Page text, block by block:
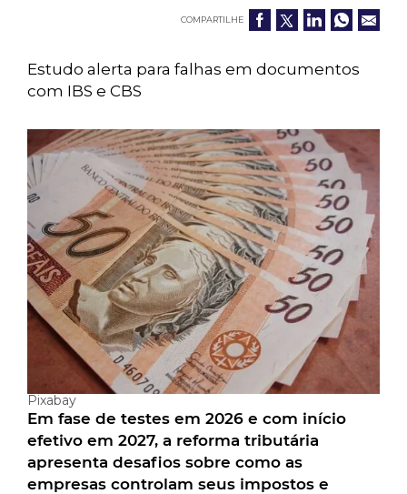
COMPARTILHE
Estudo alerta para falhas em documentos
com IBS e CBS
Pixabay
Em fase de testes em 2026 e com início
efetivo em 2027, a reforma tributária
apresenta desafios sobre como as
empresas controlam seus impostos e